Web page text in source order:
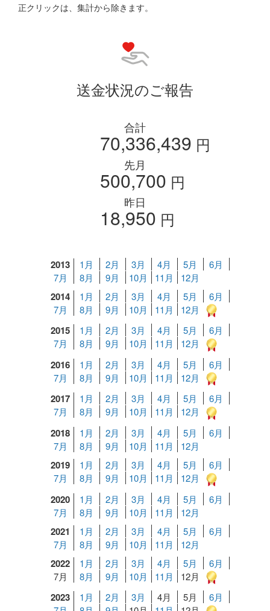
正クリックは、集計から除きます。
送金状況のご報告
合計
70,336,439 円
先月
500,700 円
昨日
18,950 円
2013 1月 2月 3月 4月 5月
6月
7月
8月 9月 10月 11月 12月
2014 1月 2月 3月 4月 5月
6月
7月
8月 9月 10月 11月 12月
2015 1月 2月 3月 4月 5月
6月
7月
8月 9月 10月 11月 12月
2016 1月 2月 3月 4月 5月
6月
7月
8月 9月 10月 11月 12月
2017 1月 2月 3月 4月 5月
6月
7月
8月 9月 10月 11月 12月
2018 1月 2月 3月 4月 5月
6月
7月
8月 9月 10月 11月 12月
2019 1月 2月 3月 4月 5月
6月
7月
8月 9月 10月 11月 12月
2020 1月 2月 3月 4月 5月
6月
7月
8月 9月 10月 11月 12月
2021 1月 2月 3月 4月 5月
6月
7月
8月 9月 10月 11月 12月
2022 1月 2月 3月 4月 5月
6月
7月
8月 9月 10月 11月 12月
2023 1月 2月 3月 4月 5月
6月